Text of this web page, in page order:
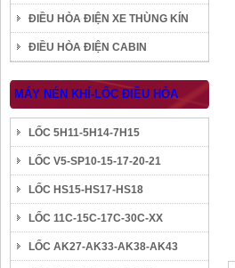
ĐIỀU HÒA ĐIỆN XE THÙNG KÍN
ĐIỀU HÒA ĐIỆN CABIN
MÁY NÉN KHÍ-LỐC ĐIỀU HÒA
LỐC 5H11-5H14-7H15
LỐC V5-SP10-15-17-20-21
LỐC HS15-HS17-HS18
LỐC 11C-15C-17C-30C-XX
LỐC AK27-AK33-AK38-AK43